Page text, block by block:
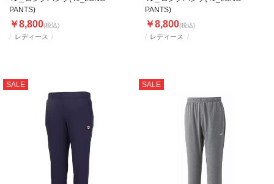
レディース
PANTS)
￥8,800(税込)
レディース
PANTS)
￥8,800(税込)
SALE SALE